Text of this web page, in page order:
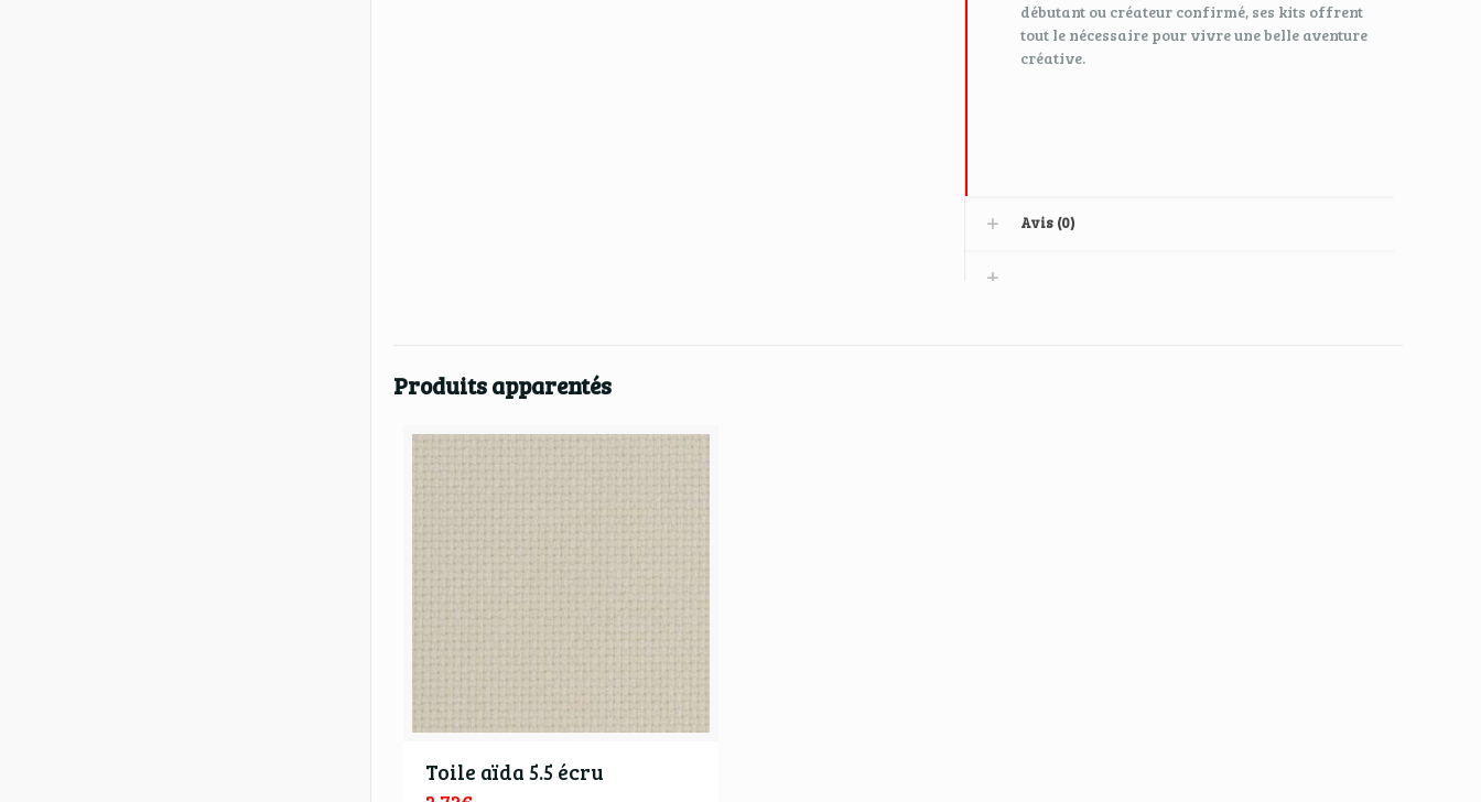
débutant ou créateur confirmé, ses kits offrent
tout le nécessaire pour vivre une belle aventure
créative.
Avis (0)
Produits apparentés
Toile aïda 5.5 écru